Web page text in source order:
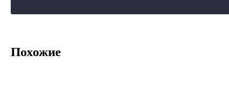
Похожие